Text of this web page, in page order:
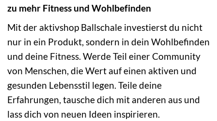
zu mehr Fitness und Wohlbefinden
Mit der aktivshop Ballschale investierst du nicht
nur in ein Produkt, sondern in dein Wohlbefinden
und deine Fitness. Werde Teil einer Community
von Menschen, die Wert auf einen aktiven und
gesunden Lebensstil legen. Teile deine
Erfahrungen, tausche dich mit anderen aus und
lass dich von neuen Ideen inspirieren.